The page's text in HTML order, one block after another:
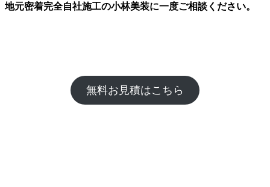
地元密着完全自社施工の小林美装に一度ご相談ください。
無料お見積はこちら